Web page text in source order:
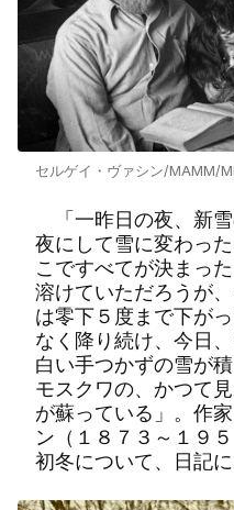
セルゲイ・ヴァシン/MAMM/
「一昨日の夜、新
夜にして雪に変わっ
こですべてが決まっ
溶けていただろうが
は零下５度まで下が
なく降り続け、今日
白い手つかずの雪が
モスクワの、かつて
が蘇っている」。作
ン（１８７３～１９
初冬について、日記に